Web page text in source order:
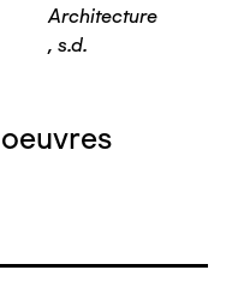
Architecture
, s.d.